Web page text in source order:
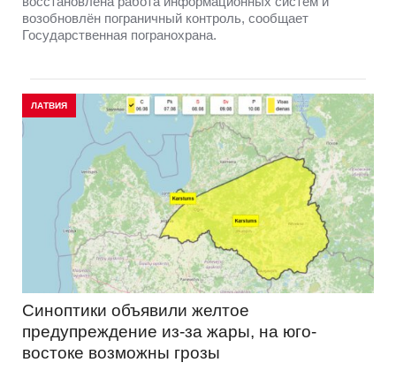
возобновлён пограничный контроль, сообщает
Государственная погранохрана.
ЛАТВИЯ
Синоптики объявили желтое
предупреждение из-за жары, на юго-
востоке возможны грозы